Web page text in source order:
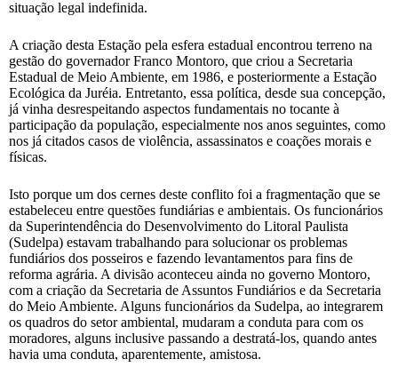
situação legal indefinida.
A criação desta Estação pela esfera estadual encontrou terreno na
gestão do governador Franco Montoro, que criou a Secretaria
Estadual de Meio Ambiente, em 1986, e posteriormente a Estação
Ecológica da Juréia. Entretanto, essa política, desde sua concepção,
já vinha desrespeitando aspectos fundamentais no tocante à
participação da população, especialmente nos anos seguintes, como
nos já citados casos de violência, assassinatos e coações morais e
físicas.
Isto porque um dos cernes deste conflito foi a fragmentação que se
estabeleceu entre questões fundiárias e ambientais. Os funcionários
da Superintendência do Desenvolvimento do Litoral Paulista
(Sudelpa) estavam trabalhando para solucionar os problemas
fundiários dos posseiros e fazendo levantamentos para fins de
reforma agrária. A divisão aconteceu ainda no governo Montoro,
com a criação da Secretaria de Assuntos Fundiários e da Secretaria
do Meio Ambiente. Alguns funcionários da Sudelpa, ao integrarem
os quadros do setor ambiental, mudaram a conduta para com os
moradores, alguns inclusive passando a destratá-los, quando antes
havia uma conduta, aparentemente, amistosa.